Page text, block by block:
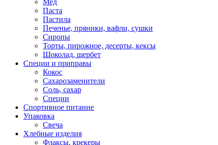
Мёд
Паста
Пастила
Печенье, пряники, вафли, сушки
Сиропы
Торты, пирожное, десерты, кексы
Шоколад, щербет
Специи и приправы
Кокос
Сахарозаменители
Соль, сахар
Специи
Спортивное питание
Упаковка
Свеча
Хлебные изделия
Флаксы, крекеры